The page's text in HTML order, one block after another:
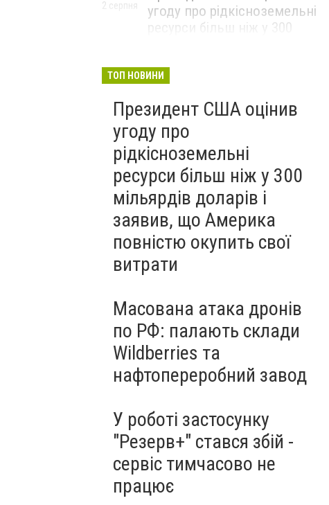
угоду про рідкісноземельні
ресурси більш ніж у 300
окупить свої витрати
2 серпня
ТОП НОВИНИ
Президент США оцінив
угоду про
рідкісноземельні
ресурси більш ніж у 300
мільярдів доларів і
заявив, що Америка
повністю окупить свої
витрати
Масована атака дронів
по РФ: палають склади
Wildberries та
нафтопереробний завод
У роботі застосунку
"Резерв+" стався збій -
сервіс тимчасово не
працює